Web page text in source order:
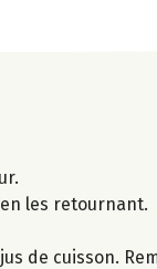
les retournant.
de cuisson.